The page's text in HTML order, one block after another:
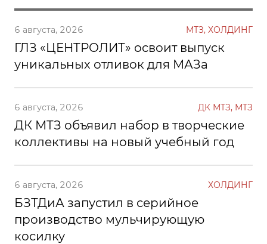
6 августа, 2026 МТЗ, ХОЛДИНГ
ГЛЗ «ЦЕНТРОЛИТ» освоит выпуск
уникальных отливок для МАЗа
6 августа, 2026 ДК МТЗ, МТЗ
ДК МТЗ объявил набор в творческие
коллективы на новый учебный год
6 августа, 2026 ХОЛДИНГ
БЗТДиА запустил в серийное
производство мульчирующую
косилку